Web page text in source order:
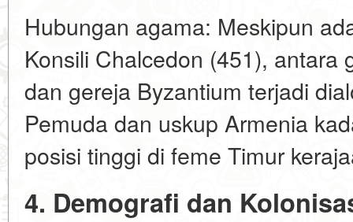
Hubungan agama: Meskipun
Konsili Chalcedon (451), antara
dan gereja Byzantium terjadi
Pemuda dan uskup Armenia
posisi tinggi di feme Timur
4. Demografi dan